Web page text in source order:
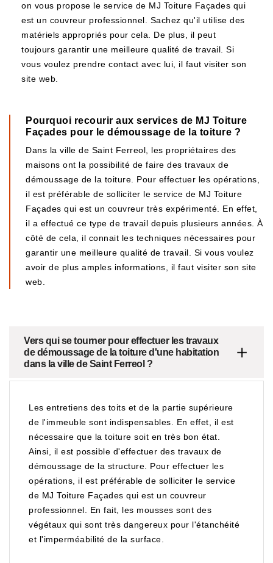
on vous propose le service de MJ Toiture Façades qui
est un couvreur professionnel. Sachez qu'il utilise des
matériels appropriés pour cela. De plus, il peut
toujours garantir une meilleure qualité de travail. Si
vous voulez prendre contact avec lui, il faut visiter son
site web.
Pourquoi recourir aux services de MJ Toiture
Façades pour le démoussage de la toiture ?
Dans la ville de Saint Ferreol, les propriétaires des
maisons ont la possibilité de faire des travaux de
démoussage de la toiture. Pour effectuer les opérations,
il est préférable de solliciter le service de MJ Toiture
Façades qui est un couvreur très expérimenté. En effet,
il a effectué ce type de travail depuis plusieurs années. À
côté de cela, il connait les techniques nécessaires pour
garantir une meilleure qualité de travail. Si vous voulez
avoir de plus amples informations, il faut visiter son site
web.
Vers qui se tourner pour effectuer les travaux
de démoussage de la toiture d'une habitation
dans la ville de Saint Ferreol ?
Les entretiens des toits et de la partie supérieure
de l'immeuble sont indispensables. En effet, il est
nécessaire que la toiture soit en très bon état.
Ainsi, il est possible d'effectuer des travaux de
démoussage de la structure. Pour effectuer les
opérations, il est préférable de solliciter le service
de MJ Toiture Façades qui est un couvreur
professionnel. En fait, les mousses sont des
végétaux qui sont très dangereux pour l'étanchéité
et l'imperméabilité de la surface.